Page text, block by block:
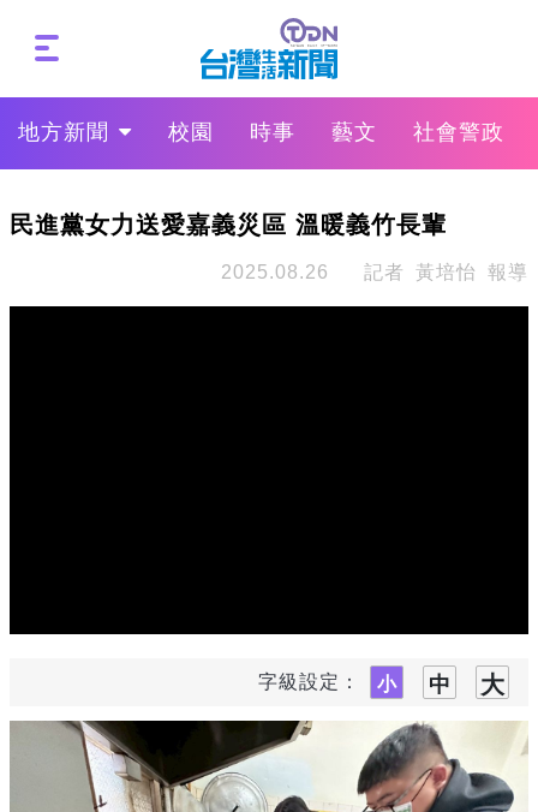
地方新聞 校園 時事 藝文 社會警政
民進黨女力送愛嘉義災區 溫暖義竹長輩
2025.08.26 記者 黃培怡 報導
字級設定：